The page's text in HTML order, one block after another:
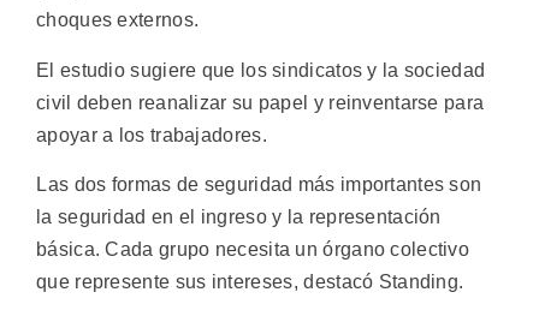
choques externos.
El estudio sugiere que los sindicatos y la sociedad
civil deben reanalizar su papel y reinventarse para
apoyar a los trabajadores.
Las dos formas de seguridad más importantes son
la seguridad en el ingreso y la representación
básica. Cada grupo necesita un órgano colectivo
que represente sus intereses, destacó Standing.